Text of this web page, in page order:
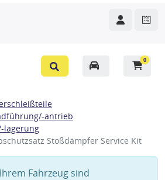
0
antrieb
lagerung
Stoßdämpfer Service Kit
Fahrzeug sind